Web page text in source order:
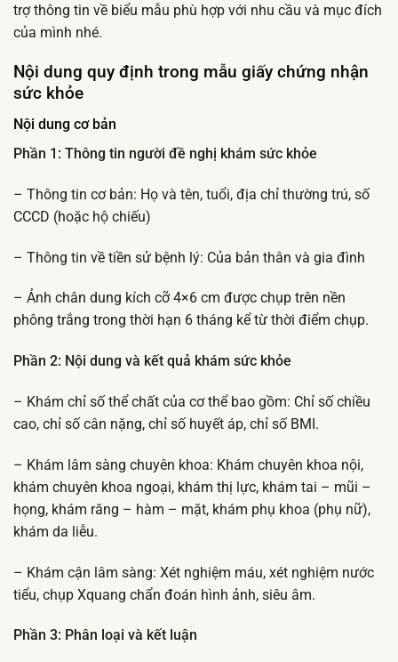
trợ thông tin về biểu mẫu phù hợp với nhu cầu và mục đích
của mình nhé.
Nội dung quy định trong mẫu giấy chứng nhận
sức khỏe
Nội dung cơ bản
Phần 1: Thông tin người đề nghị khám sức khỏe
– Thông tin cơ bản: Họ và tên, tuổi, địa chỉ thường trú, số
CCCD (hoặc hộ chiếu)
– Thông tin về tiền sử bệnh lý: Của bản thân và gia đình
– Ảnh chân dung kích cỡ 4×6 cm được chụp trên nền
phông trắng trong thời hạn 6 tháng kể từ thời điểm chụp.
Phần 2: Nội dung và kết quả khám sức khỏe
– Khám chỉ số thể chất của cơ thể bao gồm: Chỉ số chiều
cao, chỉ số cân nặng, chỉ số huyết áp, chỉ số BMI.
– Khám lâm sàng chuyên khoa: Khám chuyên khoa nội,
khám chuyên khoa ngoại, khám thị lực, khám tai – mũi –
họng, khám răng – hàm – mặt, khám phụ khoa (phụ nữ),
khám da liễu.
– Khám cận lâm sàng: Xét nghiệm máu, xét nghiệm nước
tiểu, chụp Xquang chẩn đoán hình ảnh, siêu âm.
Phần 3: Phân loại và kết luận